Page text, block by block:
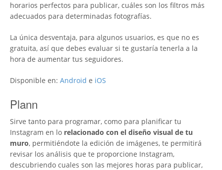
horarios perfectos para publicar, cuáles son los filtros más
adecuados para determinadas fotografías.
La única desventaja, para algunos usuarios, es que no es
gratuita, así que debes evaluar si te gustaría tenerla a la
hora de aumentar tus seguidores.
Disponible en: Android e iOS
Plann
Sirve tanto para programar, como para planificar tu
Instagram en lo relacionado con el diseño visual de tu
muro, permitiéndote la edición de imágenes, te permitirá
revisar los análisis que te proporcione Instagram,
descubriendo cuales son las mejores horas para publicar,